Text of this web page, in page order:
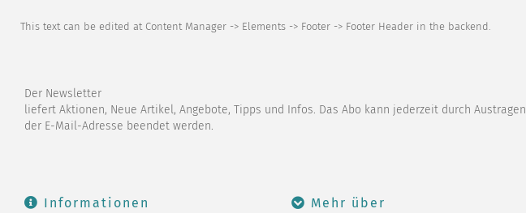
This text can be edited at Content Manager -> Elements -> Footer -> Footer Header in the backend.
Der Newsletter
liefert Aktionen, Neue Artikel, Angebote, Tipps und Infos. Das Abo kann jederzeit durch Austragen
der E-Mail-Adresse beendet werden.
Informationen Mehr über